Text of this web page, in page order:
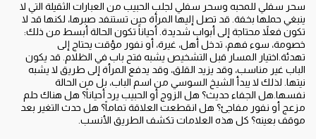
سحر سفلي للمحبه وسحر سفلي لجلب الحبيب من العبارات الثقيلة التي لا
ينبغي حملها بخفة. قد تصل إليها المرأة حين تستنفد صبرها، لكنها قد لا
تكون فعلاً محتاجة إلى أبواب شديدة. أحياناً تكون الحالة أبسط من ذلك:
خصومة، سوء فهم، تدخل أهل، غيرة، أو نفور مؤقت يحتاج إلى
تهدئة.اختيار المسار قبل التشخيص يشبه فتح باب في الظلام. قد يكون
الباب غير مناسب، وقد يزيد القلق، وقد يدفع المرأة إلى طريق لا يشبه
نيتها. لذلك لا يبدأ الشيخ السوسي من اسم الباب، بل من الحالة
نفسها.هل الجفاء حديث؟ هل الزوج أو الحبيب يرد أحياناً؟ هل هناك حلم
مزعج أو نفور مفاجئ؟ هل انقطعت العلاقة تماماً؟ هل حدث التغير بعد
موقف بعينه؟ كل هذه العلامات تكشف الطريق الأنسب.